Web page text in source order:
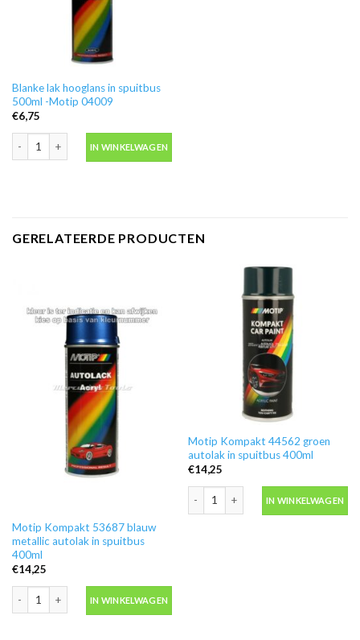
Blanke lak hooglans in spuitbus
500ml -Motip 04009
€6,75
Blanke lak hooglans in spuitbus 500ml -Motip 04009 aantal
IN WINKELWAGEN
GERELATEERDE PRODUCTEN
Motip Kompakt 53687 blauw
metallic autolak in spuitbus
400ml
€14,25
Motip Kompakt 53687 blauw metallic autolak in spuitbus 400ml aantal
IN WINKELWAGEN
Motip Kompakt 44562 groen
autolak in spuitbus 400ml
€14,25
Motip Kompakt 44562 groen
IN WINKELWAGEN